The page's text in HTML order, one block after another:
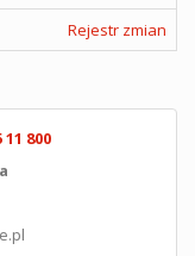
Rejestr zmian
800